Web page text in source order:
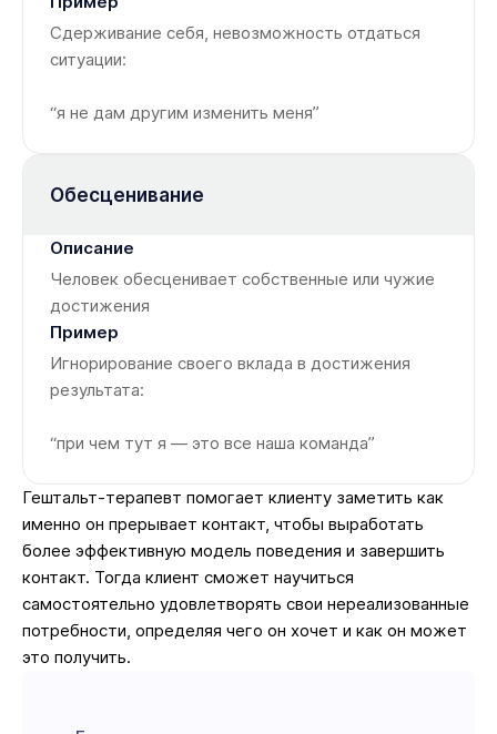
Сдерживание себя, невозможность отдаться
ситуации:
“я не дам другим изменить меня”
Обесценивание
Человек обесценивает собственные или чужие
достижения
Игнорирование своего вклада в достижения
результата:
“при чем тут я — это все наша команда”
Гештальт-терапевт помогает клиенту заметить как
именно он прерывает контакт, чтобы выработать
более эффективную модель поведения и завершить
контакт. Тогда клиент сможет научиться
самостоятельно удовлетворять свои нереализованные
потребности, определяя чего он хочет и как он может
это получить.